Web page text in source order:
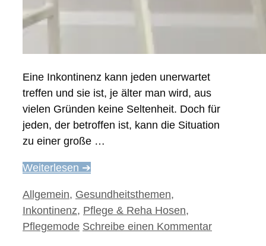
Eine Inkontinenz kann jeden unerwartet
treffen und sie ist, je älter man wird, aus
vielen Gründen keine Seltenheit. Doch für
jeden, der betroffen ist, kann die Situation
zu einer große …
Weiterlesen ➔
Kategorien
Allgemein, Gesundheitsthemen,
Inkontinenz, Pflege & Reha Hosen,
Pflegemode Schreibe einen Kommentar